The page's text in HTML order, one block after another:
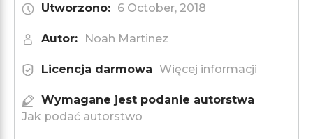
Utworzono: 6 October, 2018
Autor: Noah Martinez
Licencja darmowa Więcej informacji
Wymagane jest podanie autorstwa
Jak podać autorstwo